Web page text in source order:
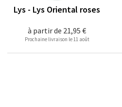
à partir de 21,95 €
Lys - Lys Oriental roses
Prochaine livraison le 11 août